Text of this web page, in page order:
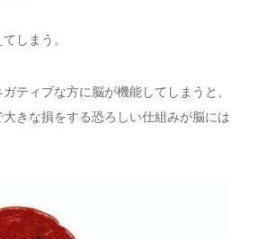
しまう。
ティブな方に脳が機能してしまうと、
きな損をする恐ろしい仕組みが脳には